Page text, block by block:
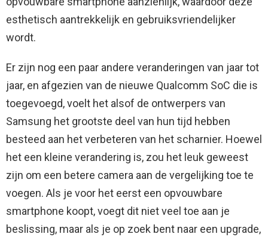
esthetisch aantrekkelijk en gebruiksvriendelijker
wordt.
Er zijn nog een paar andere veranderingen van jaar tot
jaar, en afgezien van de nieuwe Qualcomm SoC die is
toegevoegd, voelt het alsof de ontwerpers van
Samsung het grootste deel van hun tijd hebben
besteed aan het verbeteren van het scharnier. Hoewel
het een kleine verandering is, zou het leuk geweest
zijn om een ​​betere camera aan de vergelijking toe te
voegen. Als je voor het eerst een opvouwbare
smartphone koopt, voegt dit niet veel toe aan je
beslissing, maar als je op zoek bent naar een upgrade,